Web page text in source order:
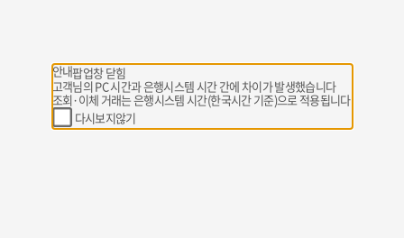
안내팝업창 닫힘
고객님의 PC 시간과 은행시스템 시간 간에 차이가 발생했습니다
조회·이체 거래는 은행시스템 시간(한국시간 기준)으로 적용됩니다
다시보지않기